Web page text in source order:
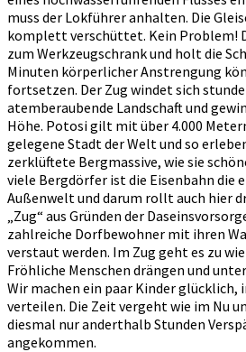
muss der Lokführer anhalten. Die
komplett verschüttet. Kein Problem!
zum Werkzeugschrank und holt die
Minuten körperlicher Anstrengung
fortsetzen. Der Zug windet sich
atemberaubende Landschaft und
Höhe. Potosi gilt mit über 4.000
gelegene Stadt der Welt und so
zerklüftete Bergmassive, wie sie
viele Bergdörfer ist die Eisenbahn die
Außenwelt und darum rollt auch hier
„Zug“ aus Gründen der
zahlreiche Dorfbewohner mit ihren
verstaut werden. Im Zug geht es zu
Fröhliche Menschen drängen und
Wir machen ein paar Kinder glücklich,
verteilen. Die Zeit vergeht wie im Nu
diesmal nur anderthalb Stunden
angekommen.